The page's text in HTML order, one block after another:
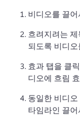
비디오를 끌
흐려지려는
되도록 비디
효과 탭을 클
디오에 흐림
동일한 비디
타임라인 끌